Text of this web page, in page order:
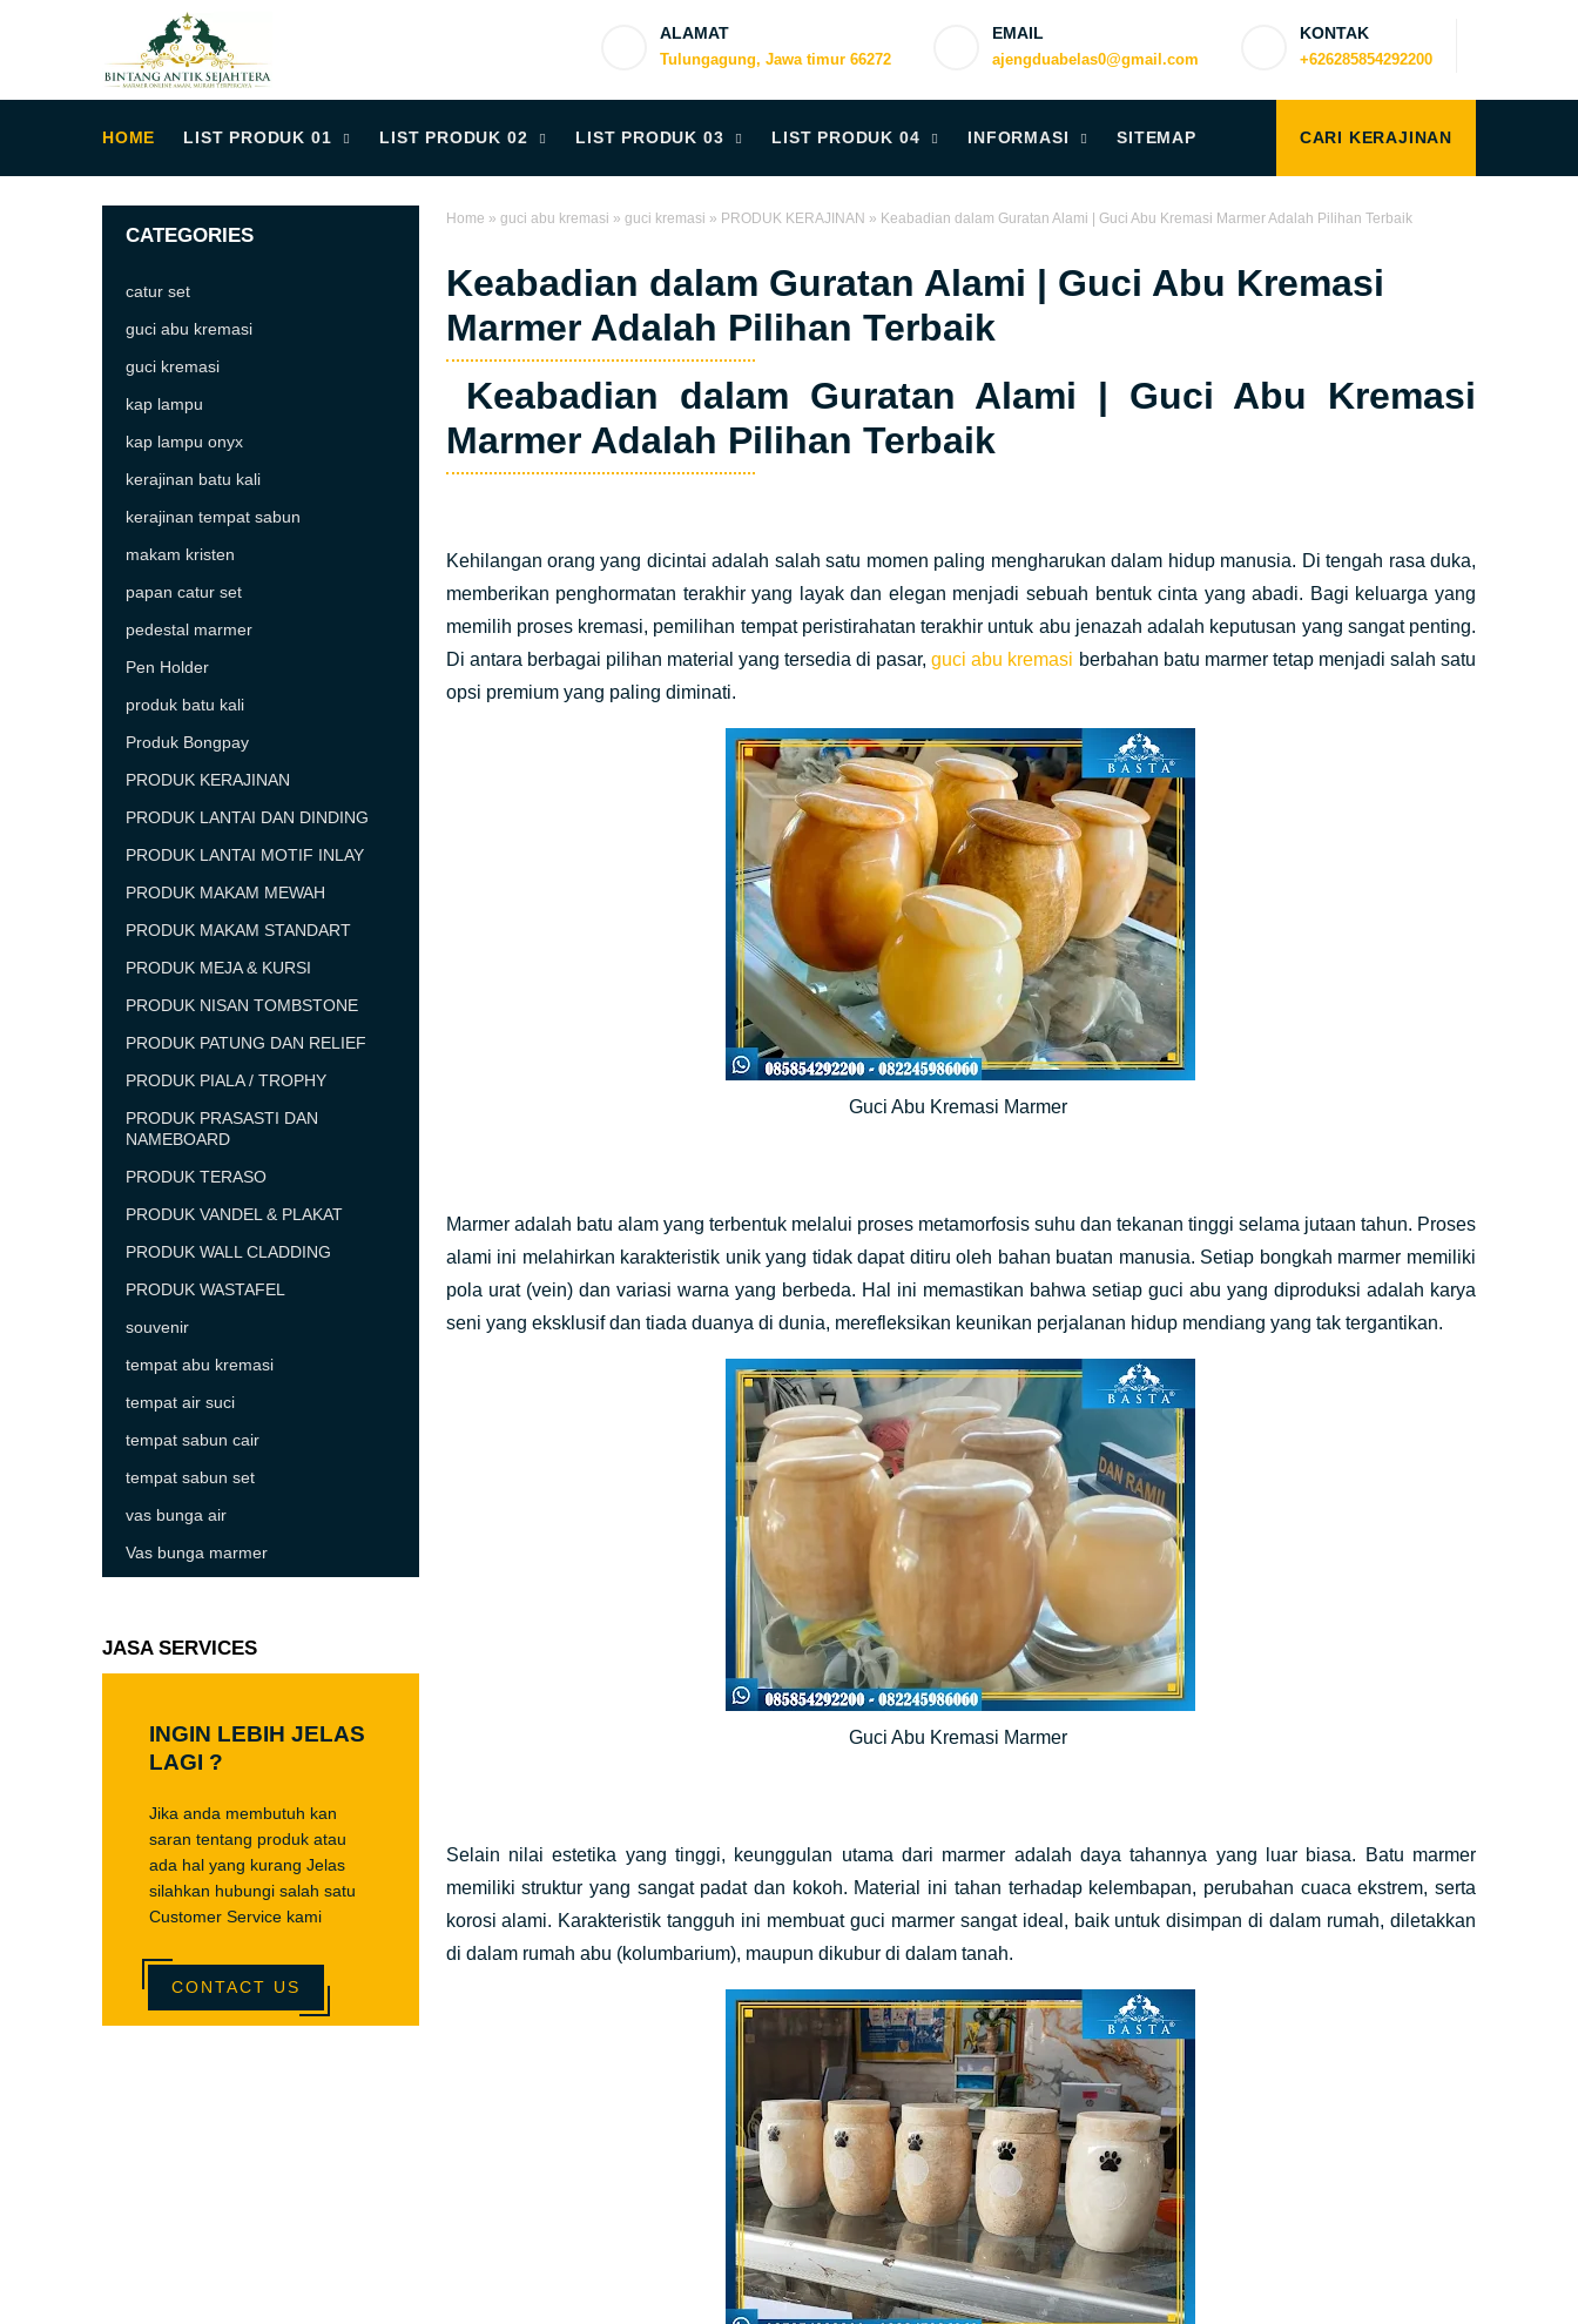
ALAMAT
Tulungagung, Jawa timur 66272
EMAIL
ajengduabelas0@gmail.com
KONTAK
+626285854292200
HOME LIST PRODUK 01 LIST PRODUK 02 LIST PRODUK 03 LIST PRODUK 04 INFORMASI SITEMAP CARI KERAJINAN
Home » guci abu kremasi » guci kremasi » PRODUK KERAJINAN » Keabadian dalam Guratan Alami | Guci Abu Kremasi Marmer Adalah Pilihan Terbaik
Keabadian dalam Guratan Alami | Guci Abu Kremasi
Marmer Adalah Pilihan Terbaik
Keabadian dalam Guratan Alami | Guci Abu Kremasi
Marmer Adalah Pilihan Terbaik
Kehilangan orang yang dicintai adalah salah satu momen paling mengharukan dalam hidup manusia. Di tengah rasa duka,
memberikan penghormatan terakhir yang layak dan elegan menjadi sebuah bentuk cinta yang abadi. Bagi keluarga yang
memilih proses kremasi, pemilihan tempat peristirahatan terakhir untuk abu jenazah adalah keputusan yang sangat penting.
Di antara berbagai pilihan material yang tersedia di pasar,guci abu kremasi berbahan batu marmer tetap menjadi salah satu
opsi premium yang paling diminati.
Guci Abu Kremasi Marmer
Marmer adalah batu alam yang terbentuk melalui proses metamorfosis suhu dan tekanan tinggi selama jutaan tahun. Proses
alami ini melahirkan karakteristik unik yang tidak dapat ditiru oleh bahan buatan manusia. Setiap bongkah marmer memiliki
pola urat (vein) dan variasi warna yang berbeda. Hal ini memastikan bahwa setiap guci abu yang diproduksi adalah karya
seni yang eksklusif dan tiada duanya di dunia, merefleksikan keunikan perjalanan hidup mendiang yang tak tergantikan.
Guci Abu Kremasi Marmer
Selain nilai estetika yang tinggi, keunggulan utama dari marmer adalah daya tahannya yang luar biasa. Batu marmer
memiliki struktur yang sangat padat dan kokoh. Material ini tahan terhadap kelembapan, perubahan cuaca ekstrem, serta
korosi alami. Karakteristik tangguh ini membuat guci marmer sangat ideal, baik untuk disimpan di dalam rumah, diletakkan
di dalam rumah abu (kolumbarium), maupun dikubur di dalam tanah.
CATEGORIES
catur set
guci abu kremasi
guci kremasi
kap lampu
kap lampu onyx
kerajinan batu kali
kerajinan tempat sabun
makam kristen
papan catur set
pedestal marmer
Pen Holder
produk batu kali
Produk Bongpay
PRODUK KERAJINAN
PRODUK LANTAI DAN DINDING
PRODUK LANTAI MOTIF INLAY
PRODUK MAKAM MEWAH
PRODUK MAKAM STANDART
PRODUK MEJA & KURSI
PRODUK NISAN TOMBSTONE
PRODUK PATUNG DAN RELIEF
PRODUK PIALA / TROPHY
PRODUK PRASASTI DAN
NAMEBOARD
PRODUK TERASO
PRODUK VANDEL & PLAKAT
PRODUK WALL CLADDING
PRODUK WASTAFEL
souvenir
tempat abu kremasi
tempat air suci
tempat sabun cair
tempat sabun set
vas bunga air
Vas bunga marmer
JASA SERVICES
INGIN LEBIH JELAS
LAGI ?
Jika anda membutuh kan
saran tentang produk atau
ada hal yang kurang Jelas
silahkan hubungi salah satu
Customer Service kami
CONTACT US